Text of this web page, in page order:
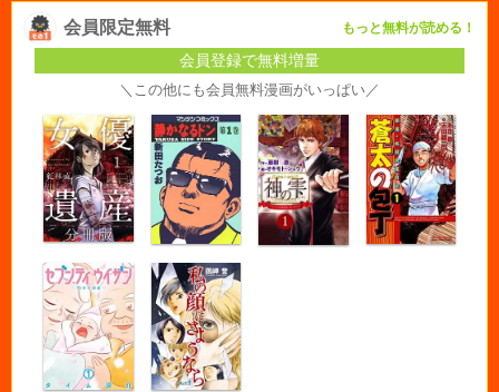
会員限定無料 もっと無料が読める！
会員登録で無料増量
＼この他にも会員無料漫画がいっぱい／